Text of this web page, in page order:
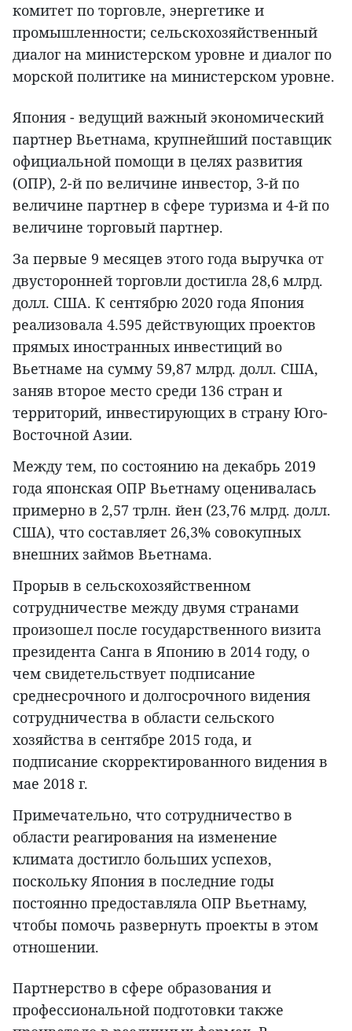
комитет по торговле, энергетике и
промышленности; сельскохозяйственный
диалог на министерском уровне и диалог по
морской политике на министерском уровне.
Япония - ведущий важный экономический
партнер Вьетнама, крупнейший поставщик
официальной помощи в целях развития
(ОПР), 2-й по величине инвестор, 3-й по
величине партнер в сфере туризма и 4-й по
величине торговый партнер.
За первые 9 месяцев этого года выручка от
двусторонней торговли достигла 28,6 млрд.
долл. США. К сентябрю 2020 года Япония
реализовала 4.595 действующих проектов
прямых иностранных инвестиций во
Вьетнаме на сумму 59,87 млрд. долл. США,
заняв второе место среди 136 стран и
территорий, инвестирующих в страну Юго-
Восточной Азии.
Между тем, по состоянию на декабрь 2019
года японская ОПР Вьетнаму оценивалась
примерно в 2,57 трлн. йен (23,76 млрд. долл.
США), что составляет 26,3% совокупных
внешних займов Вьетнама.
Прорыв в сельскохозяйственном
сотрудничестве между двумя странами
произошел после государственного визита
президента Санга в Японию в 2014 году, о
чем свидетельствует подписание
среднесрочного и долгосрочного видения
сотрудничества в области сельского
хозяйства в сентябре 2015 года, и
подписание скорректированного видения в
мае 2018 г.
Примечательно, что сотрудничество в
области реагирования на изменение
климата достигло больших успехов,
поскольку Япония в последние годы
постоянно предоставляла ОПР Вьетнаму,
чтобы помочь развернуть проекты в этом
отношении.
Партнерство в сфере образования и
профессиональной подготовки также